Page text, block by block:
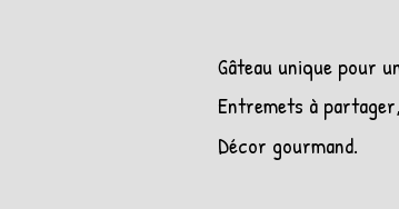
Gâteau unique pour
Entremets à
Décor gourmand.